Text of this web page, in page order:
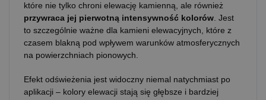
które nie tylko chroni elewację kamienną, ale również
przywraca jej pierwotną intensywność kolorów. Jest
to szczególnie ważne dla kamieni elewacyjnych, które z
czasem blakną pod wpływem warunków atmosferycznych
na powierzchniach pionowych.
Efekt odświeżenia jest widoczny niemal natychmiast po
aplikacji – kolory elewacji stają się głębsze i bardziej